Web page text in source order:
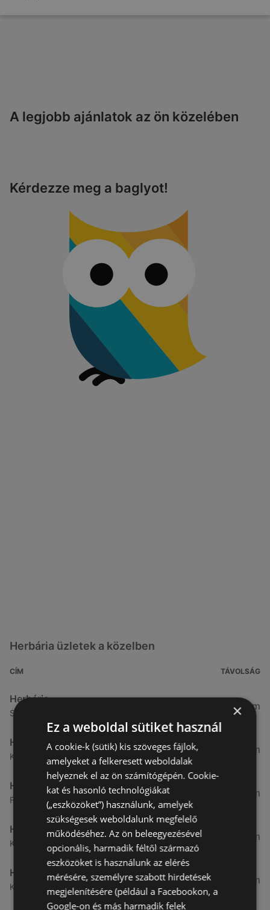
A legjobb ajánlatok az ön közelében
Kérdezze meg a baglyot!
Herbária üzletek a közelben
CÍM TÁVOLSÁG
Herbária
Selmeci út 15 - 17., 9400 Sopron
4,73 km
Herbária
Királyhidai út 42., 9200 Mosonmagyaróvár
58,79 km
Herbária
Fő utca 78., 9100 Tét
76,69 km
Herbária
Királyszék út 33., 9012 Győr
82,88 km
Herbária
Kazinczy u. 20., 9021 Győr
83,35 km
×
Ez a weboldal sütiket használ
A cookie-k (sütik) kis szöveges fájlok,
amelyeket a felkeresett weboldalak
helyeznek el az ön számítógépén. Cookie-
kat és hasonló technológiákat
(„eszközöket”) használunk, amelyek
szükségesek weboldalunk megfelelő
működéséhez. Az ön beleegyezésével
opcionális, harmadik féltől származó
eszközöket is használunk az elérés
mérésére, személyre szabott hirdetések
megjelenítésére (például a Facebookon, a
Google-on és más harmadik felek